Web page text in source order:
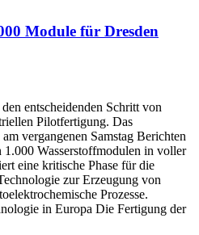
Module für Dresden
entscheidenden Schritt von
Pilotfertigung. Das
vergangenen Samstag Berichten
Wasserstoffmodulen in voller
eine kritische Phase für die
zur Erzeugung von
Prozesse.
in Europa Die Fertigung der